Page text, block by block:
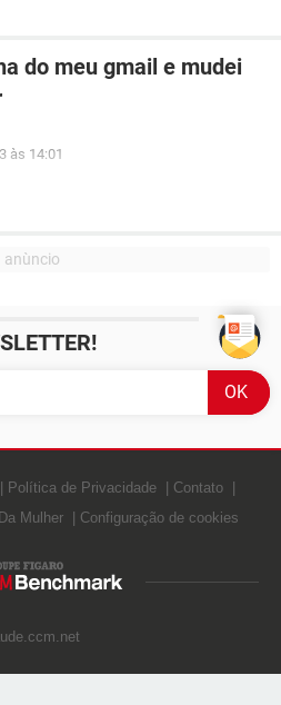
do meu gmail e mudei
às 14:01
Política de Privacidade
Contato
Mulher Configuração de cookies